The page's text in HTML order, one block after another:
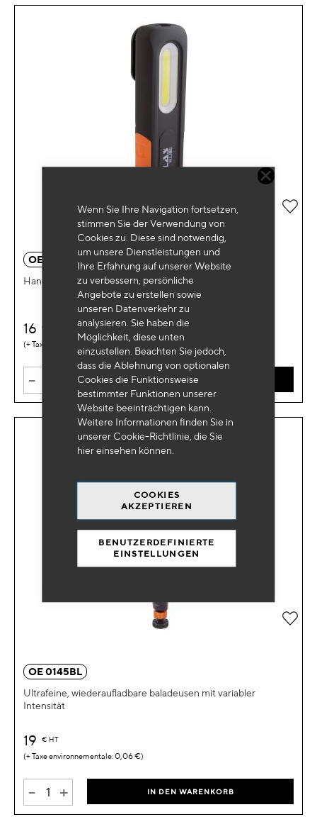
Wenn Sie Ihre Navigation fortsetzen,
stimmen Sie der Verwendung von
Cookies zu. Diese sind notwendig,
um unsere Dienstleistungen und
Ihre Erfahrung auf unserer Website
zu verbessern, persönliche
Angebote zu erstellen sowie
unseren Datenverkehr zu
analysieren. Sie haben die
Möglichkeit, diese unten
einzustellen. Beachten Sie jedoch,
dass die Ablehnung von optionalen
Cookies die Funktionsweise
bestimmter Funktionen unserer
Website beeinträchtigen kann.
Weitere Informationen finden Sie in
unserer Cookie-Richtlinie, die Sie
hiereinsehen können.
COOKIES
AKZEPTIEREN
BENUTZERDEFINIERTE
EINSTELLUNGEN
OE 0099BL
Handleuchte für die Werkstatt
16 €
0,05 €
- IN DEN WARENKORB
Zur
OE 0145BL
Ultrafeine, wiederaufladbare baladeusen mit variabler
Intensität
19 € HT
0,06 €
- + IN DEN WARENKORB
Zur